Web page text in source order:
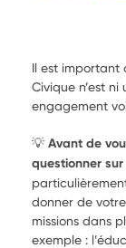
Il est important
Civique n’est
engagement
💡 Avant de
questionner
donner de
missions dans
exemple :